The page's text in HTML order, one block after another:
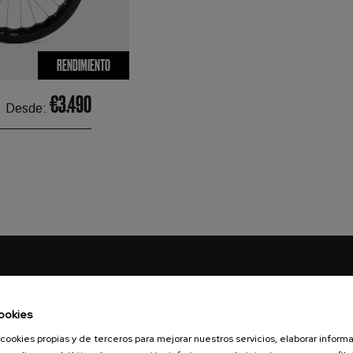
RENDIMIENTO
Desde: €3.490
propias y de terceros para mejorar nuestros servicios, elaborar